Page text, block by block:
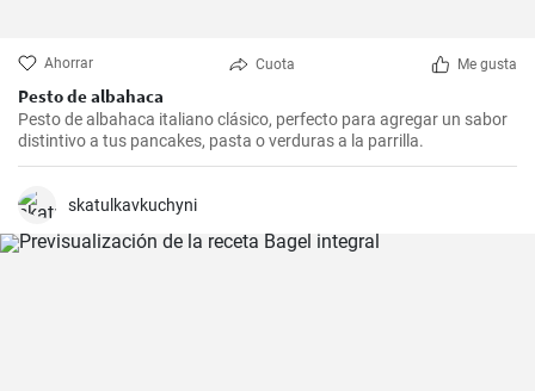
Ahorrar Cuota Me gusta
Pesto de albahaca
Pesto de albahaca italiano clásico, perfecto para agregar un sabor
distintivo a tus pancakes, pasta o verduras a la parrilla.
skatulkavkuchyni